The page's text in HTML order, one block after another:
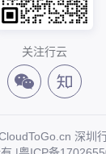
关注行云
深圳